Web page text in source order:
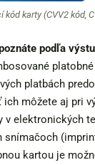
kód karty (CVV2 kód,
podľa
platbách
ich môžete aj pri
v elektronických
snímačoch
kartou je